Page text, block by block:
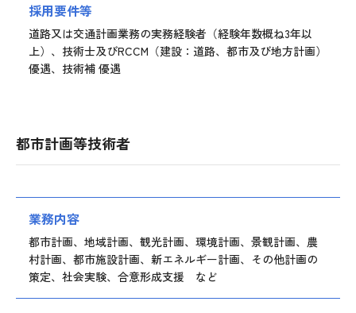
採用要件等
道路又は交通計画業務の実務経験者（経験年数概ね3年以
上）、技術士及びRCCM（建設：道路、都市及び地方計画）
優遇、技術補 優遇
都市計画等技術者
業務内容
都市計画、地域計画、観光計画、環境計画、景観計画、農
村計画、都市施設計画、新エネルギー計画、その他計画の
策定、社会実験、合意形成支援 など